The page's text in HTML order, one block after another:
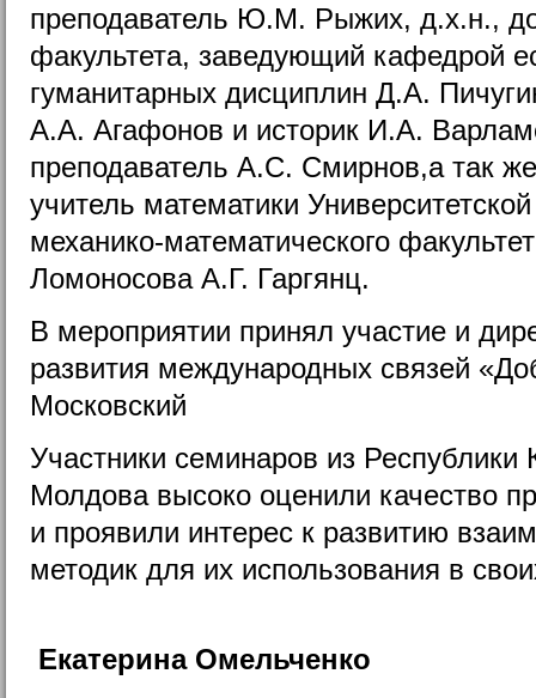
преподаватель Ю.М. Рыжих, д.х.н.,
факультета, заведующий кафедрой
гуманитарных дисциплин Д.А.
А.А. Агафонов и историк И.А.
преподаватель А.С. Смирнов,а так
учитель математики
механико-математического
Ломоносова А.Г. Гаргянц.
В мероприятии принял участие и
развития международных связей
Московский
Участники семинаров из Республики
Молдова высоко оценили качество
и проявили интерес к развитию
методик для их использования в
Екатерина Омельченко